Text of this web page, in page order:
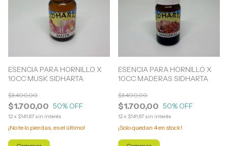
ESENCIA PARA HORNILLO X
10CC MUSK SIDHARTA
$1.700,00
$3.400,00
50% OFF
12x $141,67 sin interés
¡No te lo pierdas, es el último!
ESENCIA PARA HORNILLO X
10CC MADERAS SIDHARTA
$1.700,00
$3.400,00
50% OFF
12x $141,67 sin interés
¡Solo quedan 4en stock!